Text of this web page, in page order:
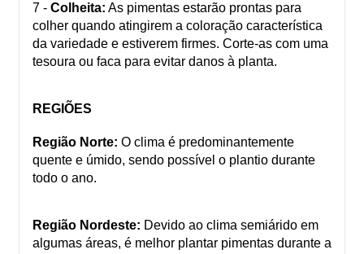
7 - Colheita: As pimentas estarão prontas para
colher quando atingirem a coloração característica
da variedade e estiverem firmes. Corte-as com uma
tesoura ou faca para evitar danos à planta.
REGIÕES
Região Norte: O clima é predominantemente
quente e úmido, sendo possível o plantio durante
todo o ano.
Região Nordeste: Devido ao clima semiárido em
algumas áreas, é melhor plantar pimentas durante a